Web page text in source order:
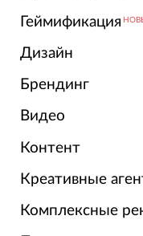
Геймификация
Дизайн
Брендинг
Видео
Контент
Креативные
Комплексные